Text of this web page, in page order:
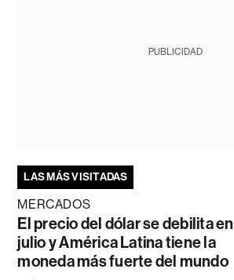
PUBLICIDAD
LAS MÁS VISITADAS
MERCADOS
El precio del dólar se debilita en
julio y América Latina tiene la
moneda más fuerte del mundo